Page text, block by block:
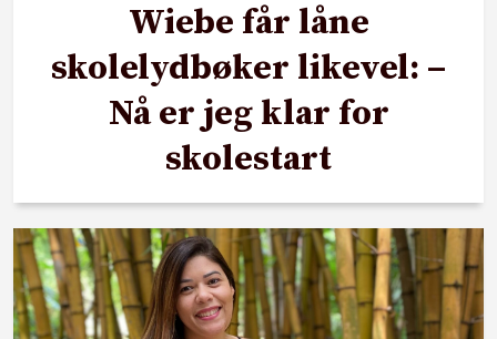
Wiebe får låne
skolelydbøker likevel: –
Nå er jeg klar for
skolestart